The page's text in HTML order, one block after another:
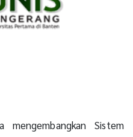
mengembangkan Sistem